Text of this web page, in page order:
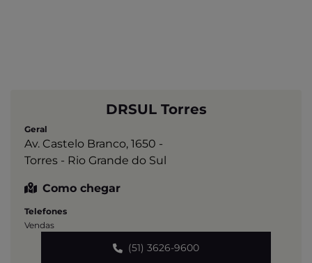
DRSUL Torres
Geral
Av. Castelo Branco, 1650 -
Torres - Rio Grande do Sul
Como chegar
Telefones
Vendas
(51) 3626-9600